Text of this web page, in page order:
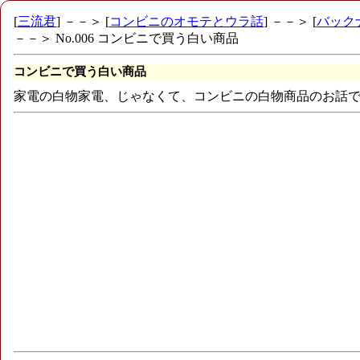
[三流君] －－＞ [コンビニのオモテとウラ話] －－＞ [バック
－－＞ No.006 コンビニで買う白い商品
コンビニで買う白い商品
家電の白物家電、じゃなくて、コンビニの白物商品のお話で